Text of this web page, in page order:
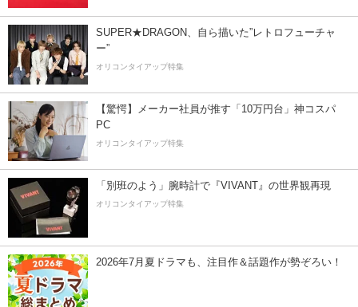
SUPER★DRAGON、自ら描いた”レトロフューチャ
ー”
オリコンタイアップ特集
【驚愕】メーカー社員が推す「10万円台」神コスパ
PC
オリコンタイアップ特集
「別班のよう」腕時計で『VIVANT』の世界観再現
オリコンタイアップ特集
2026年7月夏ドラマも、注目作＆話題作が勢ぞろい！